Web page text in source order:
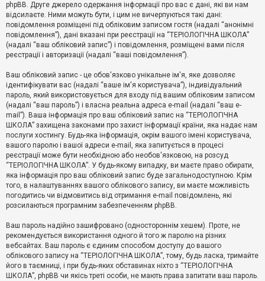
А
т
и
в
е
м
и
П
о
ш
у
Д
о
м
о
г
phpBB. Друге джерело одержання інформації про вас є дані, які ви нам
відсилаєте. Ними можуть бути, і цим не вичерпуються такі дані:
повідомлення розміщені під обліковим записом гостя (надалі “анонімні
повідомлення”), дані вказані при реєстрації на “ТЕРІОЛОГІЧНА ШКОЛА”
(надалі “ваш обліковий запис”) і повідомлення, розміщені вами після
реєстрації і авторизації (надалі “ваші повідомлення”).
Ваш обліковий запис - це обов'язково унікальне ім'я, яке дозволяє
ідентифікувати вас (надалі “ваше ім'я користувача”), індивідуальний
пароль, який використовується для входу під вашим обліковим записом
(надалі “ваш пароль”) і власна реальна адреса e-mail (надалі “ваш e-
mail”). Ваша інформація про ваш обліковий запис на “ТЕРІОЛОГІЧНА
ШКОЛА” захищена законами про захист інформації країни, яка надає нам
послуги хостингу. Будь-яка інформація, окрім вашого імені користувача,
вашого паролю і вашої адреси e-mail, яка запитується в процесі
реєстрації може бути необхідною або необов'язковою, на розсуд
“ТЕРІОЛОГІЧНА ШКОЛА”. У будь-якому випадку, ви маєте право обирати,
яка інформація про ваш обліковий запис буде загальнодоступною. Крім
того, в налаштуваннях вашого облікового запису, ви маєте можливість
погодитись чи відмовитись від отримання e-mail повідомлень, які
розсилаються програмним забезпеченням phpBB.
Ваш пароль надійно зашифровано (одностороннім хешем). Проте, не
рекомендується використання одного й того ж паролю на різних
вебсайтах. Ваш пароль є єдиним способом доступу до вашого
облікового запису на “ТЕРІОЛОГІЧНА ШКОЛА”, тому, будь ласка, тримайте
його в таємниці, і при будь-яких обставинах ніхто з “ТЕРІОЛОГІЧНА
ШКОЛА”, phpBB чи якісь треті особи, не мають права запитати ваш пароль.